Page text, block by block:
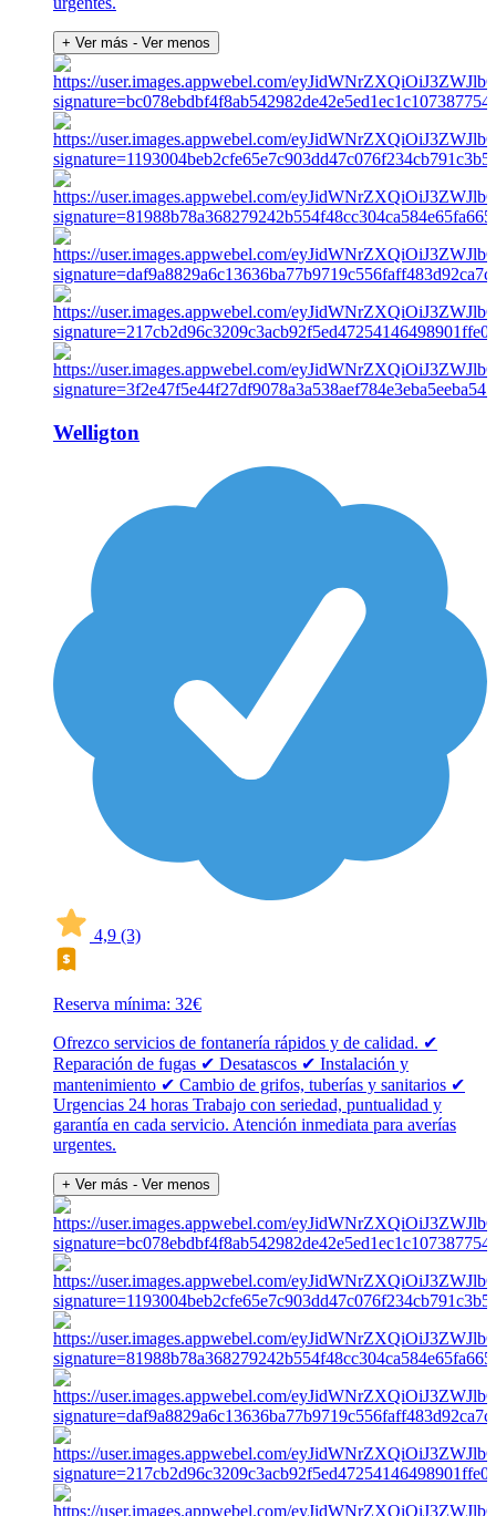
+ Ver más - Ver menos
Welligton
4,9 (3)
Reserva mínima: 32€
Ofrezco servicios de fontanería rápidos y de calidad. ✔
Reparación de fugas ✔ Desatascos ✔ Instalación y
mantenimiento ✔ Cambio de grifos, tuberías y sanitarios ✔
Urgencias 24 horas Trabajo con seriedad, puntualidad y
garantía en cada servicio. Atención inmediata para averías
urgentes.
+ Ver más - Ver menos